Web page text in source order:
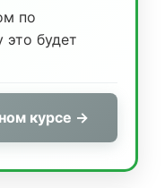
по
будет
курсе →